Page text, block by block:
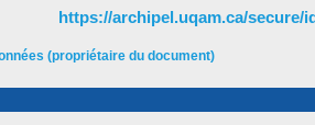
https://archipel.uqam.ca/secure/
(propriétaire du document)